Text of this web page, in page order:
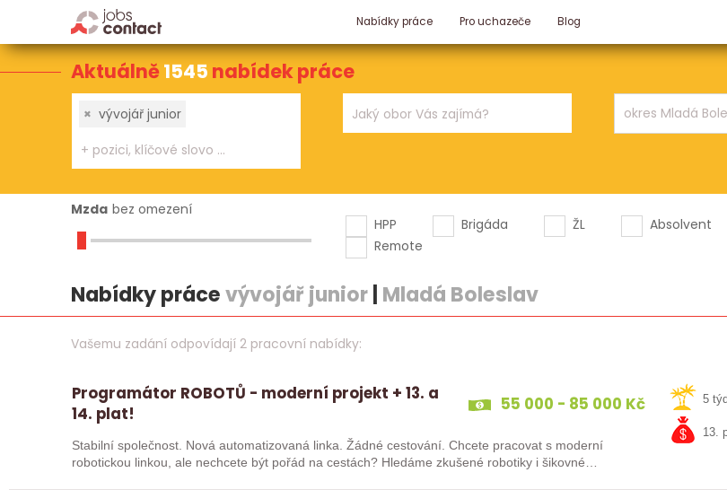
Nabídky práce Pro uchazeče Blog
Aktuálně1545 nabídek práce
× vývojář junior
Mzda bez omezení
HPP
Brigáda ŽL Absolvent
Remote
Nabídky prácevývojář junior| Mladá Boleslav
Vašemu zadání odpovídají 2 pracovní nabídky:
Programátor ROBOTŮ - moderní projekt + 13. a
14. plat!
55 000 - 85 000 Kč
Stabilní společnost. Nová automatizovaná linka. Žádné cestování. Chcete pracovat s moderní
robotickou linkou, ale nechcete být pořád na cestách? Hledáme zkušené robotiky i šikovné
5
13.